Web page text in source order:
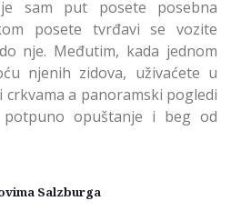
sam put posete posebna
posete tvrđavi se vozite
nje. Međutim, kada jednom
njenih zidova, uživaćete u
a panoramski pogledi
potpuno opuštanje i beg od
Salzburga